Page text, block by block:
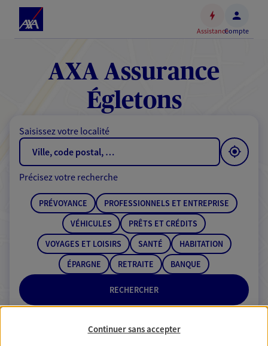
Accéder
contenu
principal
Accéder
au
de
AssistanceCompte
AXA Assurance
Égletons
Saisissez votre localité
RECHERCHER
Précisez votre recherche
PRÉVOYANCE
PROFESSIONNELS ET ENTREPRISE
VÉHICULES
PRÊTS ET CRÉDITS
VOYAGES ET LOISIRS
SANTÉ
HABITATION
ÉPARGNE
RETRAITE BANQUE
Continuer sans accepter